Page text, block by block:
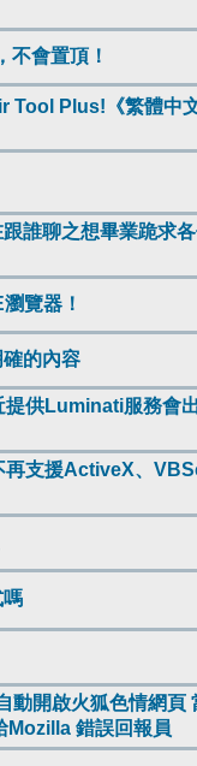
會置頂！
Tool Plus!《繁體中
跟誰聊之想畢業跪求
覽器！
確的內容
提供Luminati服務會
再支援ActiveX、
嗎
動開啟火狐色情網頁
Mozilla 錯誤回報員